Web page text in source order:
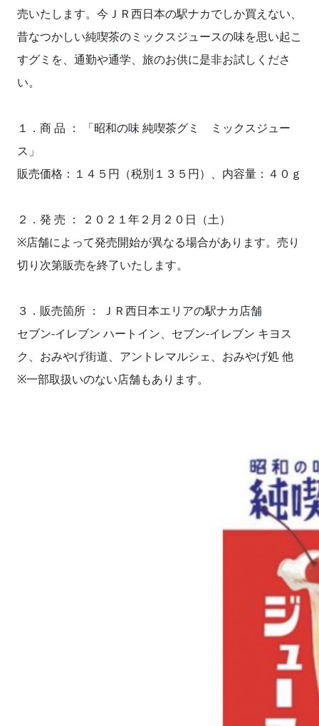
売いたします。今ＪＲ西日本の駅ナカでしか買えない、
昔なつかしい純喫茶のミックスジュースの味を思い起こ
すグミを、通勤や通学、旅のお供に是非お試しくださ
い。
１．商 品 ： 「昭和の味 純喫茶グミ ミックスジュー
ス」
販売価格：１４５円（税別１３５円）、内容量：４０ｇ
２．発 売 ： ２０２１年２月２０日（土）
※店舗によって発売開始が異なる場合があります。売り
切り次第販売を終了いたします。
３．販売箇所 ： ＪＲ西日本エリアの駅ナカ店舗
セブン‐イレブン ハートイン、セブン‐イレブン キヨス
ク、おみやげ街道、アントレマルシェ、おみやげ処 他
※一部取扱いのない店舗もあります。